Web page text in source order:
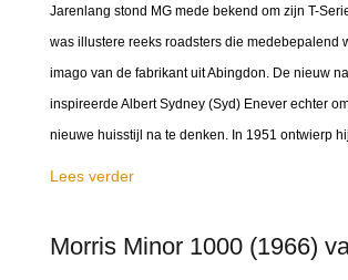
Jarenlang stond MG mede bekend om zijn T-
was illustere reeks roadsters die medebepalend
imago van de fabrikant uit Abingdon. De nieuw
inspireerde Albert Sydney (Syd) Enever echter
nieuwe huisstijl na te denken. In 1951 ontwierp
Lees verder
Morris Minor 1000 (1966)